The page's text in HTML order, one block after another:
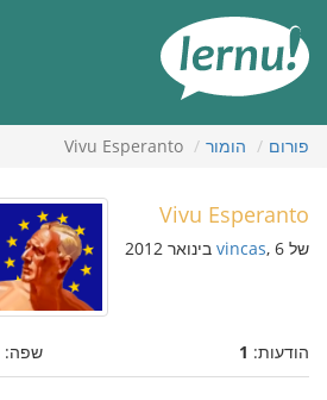
העניינים
פורום הומור Vivu Esperanto
Vivu Esperanto
של vincas, 6 בינואר 2012
הודעות: 1 שפה: